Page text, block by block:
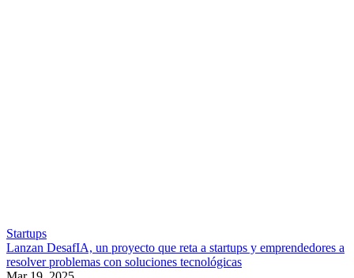
Startups
Lanzan DesafIA, un proyecto que reta a startups y emprendedores a
resolver problemas con soluciones tecnológicas